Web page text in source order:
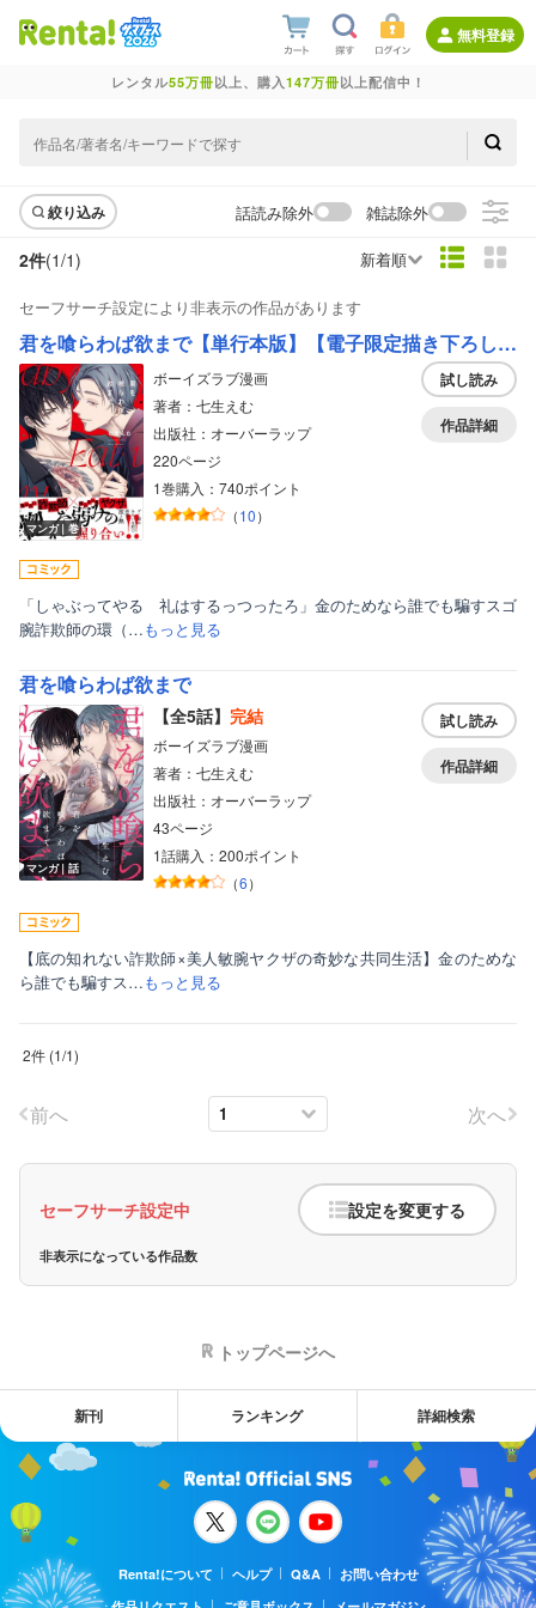
無料登録
レンタル55万冊以上、購入147万冊以上配信中！
絞り込み 話読み除外 雑誌除外
2件(1/1) 新着順
セーフサーチ設定により非表示の作品があります
君を喰らわば欲まで【単行本版】【電子限定描き下ろし漫画付き】
マンガ｜巻
ボーイズラブ漫画
著者：七生えむ
出版社：オーバーラップ
220ページ
1巻購入：740ポイント
（10）
試し読み
作品詳細
「しゃぶってやる 礼はするっつったろ」金のためなら誰でも騙すスゴ
腕詐欺師の環（…もっと見る
君を喰らわば欲まで
マンガ｜話
【全5話】 完結
ボーイズラブ漫画
著者：七生えむ
出版社：オーバーラップ
43ページ
1話購入：200ポイント
（6）
試し読み
作品詳細
【底の知れない詐欺師×美人敏腕ヤクザの奇妙な共同生活】金のためな
ら誰でも騙すス…もっと見る
2件 (1/1)
前へ 次へ
セーフサーチ設定中 設定を変更する
非表示になっている作品数
ボーイズラブ
美女・美少女
トップページへ
新刊 ランキング 詳細検索
Renta!について ヘルプ Q&A
お問い合わせ